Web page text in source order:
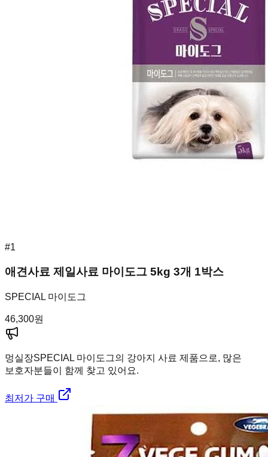
#1
애견사료 제일사료 마이도그 5kg 3개 1박스
SPECIAL 마이도그
46,300원
멍실장SPECIAL 마이도그의 강아지 사료 제품으로, 많은
보호자분들이 함께 찾고 있어요.
최저가 구매